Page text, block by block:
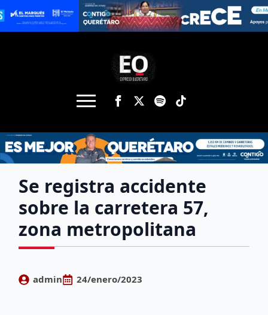
Se registra accidente
sobre la carretera 57,
zona metropolitana
admin 24/enero/2023